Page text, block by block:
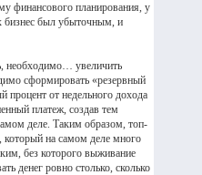
финансового планирования, у
бизнес был убыточным, и
необходимо… увеличить
сформировать «резервный
процент от недельного дохода
платеж, создав тем
деле. Таким образом, топ-
на самом деле много
без которого выживание
денег ровно столько, сколько